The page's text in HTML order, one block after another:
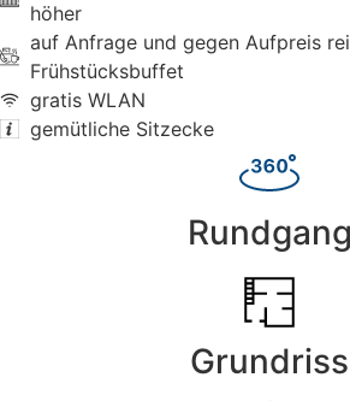
höher
auf Anfrage und gegen Aufpreis
Frühstücksbuffet
gratis WLAN
gemütliche Sitzecke
Rundgang
Grundriss